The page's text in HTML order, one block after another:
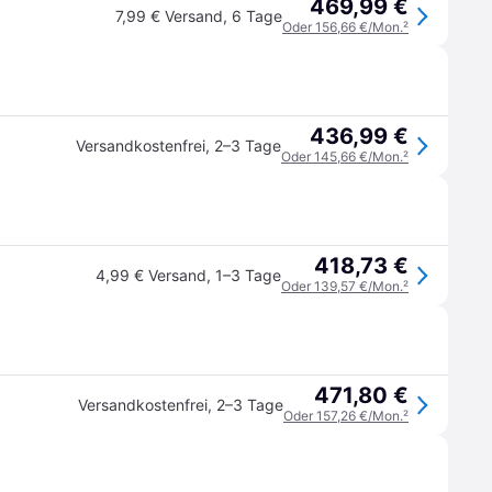
7,99 € Versand, 6 Tage 469,99 €
Oder 156,66 €/Mon.²
Versandkostenfrei, 2–3 Tage 436,99 €
Oder 145,66 €/Mon.²
4,99 € Versand, 1–3 Tage 418,73 €
Oder 139,57 €/Mon.²
Versandkostenfrei, 2–3 Tage 471,80 €
Oder 157,26 €/Mon.²